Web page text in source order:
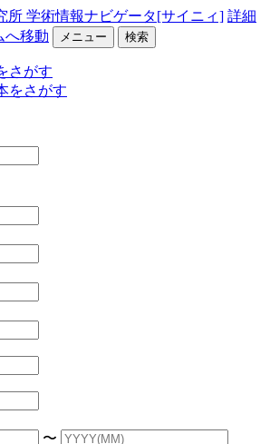
所 学術情報ナビゲータ[サイニィ] 詳細
へ移動 メニュー 検索
さがす
をさがす
〜